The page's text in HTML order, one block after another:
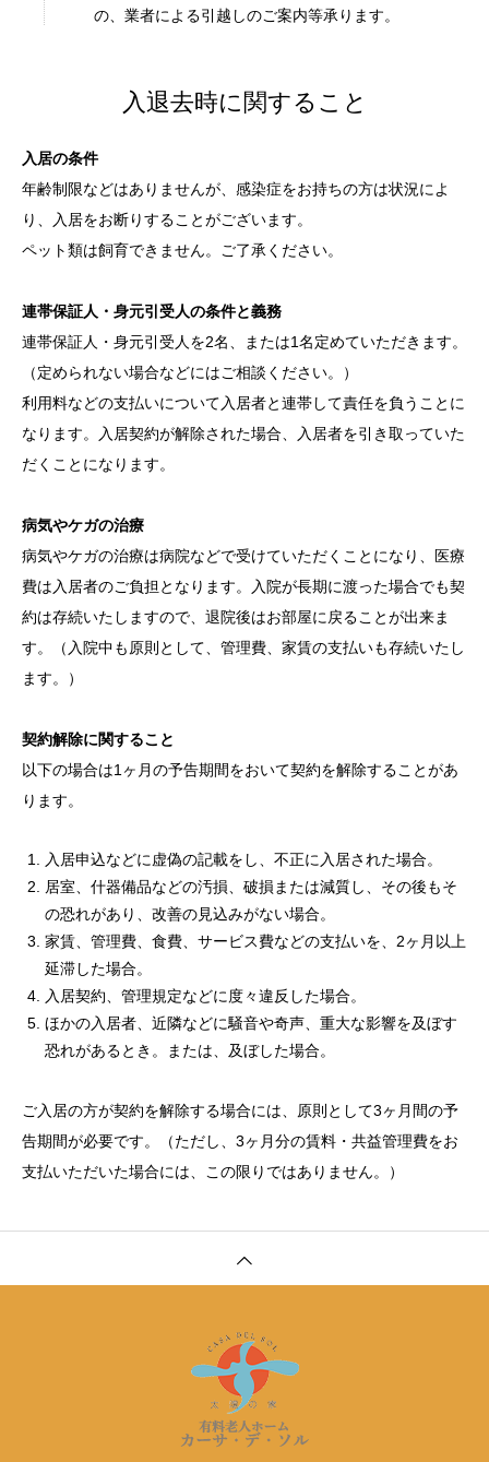
の、業者による引越しのご案内等承ります。
入退去時に関すること
入居の条件
年齢制限などはありませんが、感染症をお持ちの方は状況によ
り、入居をお断りすることがございます。
ペット類は飼育できません。ご了承ください。
連帯保証人・身元引受人の条件と義務
連帯保証人・身元引受人を2名、または1名定めていただきます。
（定められない場合などにはご相談ください。）
利用料などの支払いについて入居者と連帯して責任を負うことに
なります。入居契約が解除された場合、入居者を引き取っていた
だくことになります。
病気やケガの治療
病気やケガの治療は病院などで受けていただくことになり、医療
費は入居者のご負担となります。入院が長期に渡った場合でも契
約は存続いたしますので、退院後はお部屋に戻ることが出来ま
す。（入院中も原則として、管理費、家賃の支払いも存続いたし
ます。）
契約解除に関すること
以下の場合は1ヶ月の予告期間をおいて契約を解除することがあ
ります。
入居申込などに虚偽の記載をし、不正に入居された場合。
居室、什器備品などの汚損、破損または減質し、その後もそ
の恐れがあり、改善の見込みがない場合。
家賃、管理費、食費、サービス費などの支払いを、2ヶ月以上
延滞した場合。
入居契約、管理規定などに度々違反した場合。
ほかの入居者、近隣などに騒音や奇声、重大な影響を及ぼす
恐れがあるとき。または、及ぼした場合。
ご入居の方が契約を解除する場合には、原則として3ヶ月間の予
告期間が必要です。（ただし、3ヶ月分の賃料・共益管理費をお
支払いただいた場合には、この限りではありません。）